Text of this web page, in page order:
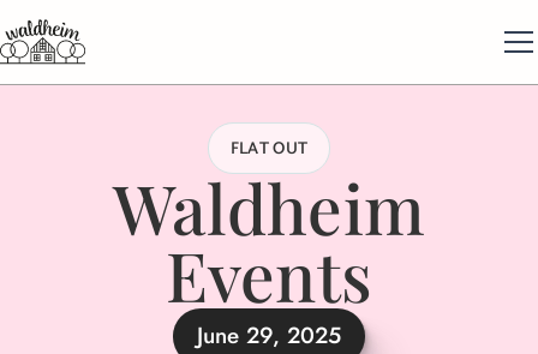
FLAT OUT
Waldheim
Events
June 29, 2025